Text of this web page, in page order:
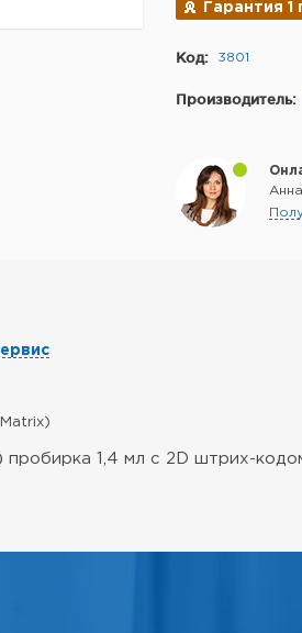
Гарантия 1
Код: 3801
Производитель:
1,4 мл с 2D штрих-